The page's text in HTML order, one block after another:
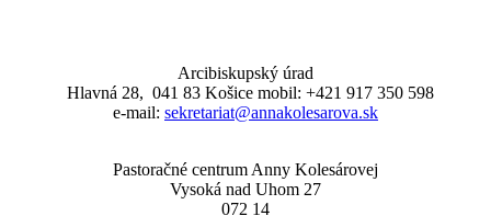
Arcibiskupský úrad
Hlavná 28, 041 83 Košice mobil: +421 917 350 598
e-mail: sekretariat@annakolesarova.sk
Pastoračné centrum Anny Kolesárovej
Vysoká nad Uhom 27
072 14